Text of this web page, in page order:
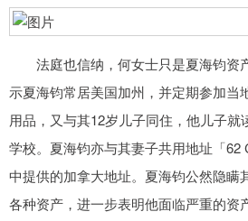
法庭也信纳，何女士只是夏海钧资
示夏海钧常居美国加州，并定期参加当
用品，又与其12岁儿子同住，他儿子就
学校。夏海钧亦与其妻子共用地址「62
中提供的加拿大地址。夏海钧公然隐瞒
各种资产，进一步表明他面临严重的资